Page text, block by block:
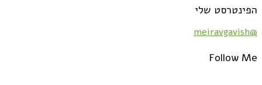
הפינטרסט שלי
@meiravgavish
Follow Me